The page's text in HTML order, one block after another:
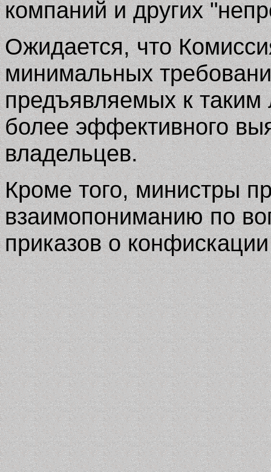
компаний и других
Ожидается, что
минимальных
предъявляемых к
более эффективного
владельцев.
Кроме того, министры
взаимопониманию по
приказов о